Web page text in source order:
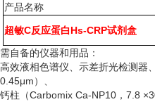
产品名称
超敏C反应蛋白Hs-CRP试剂盒
需自备的仪器和用品：
高效液相色谱仪、示差折光检测器
0.45μm）、
钙柱（Carbomix Ca-NP10，7.8